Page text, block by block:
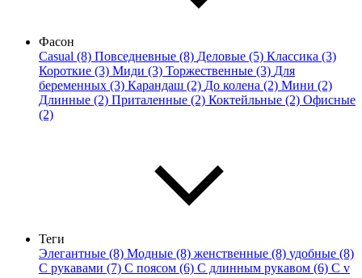
Фасон
Casual (8) Повседневные (8) Деловые (5) Классика (3)
Короткие (3) Миди (3) Торжественные (3) Для
беременных (3) Карандаш (2) До колена (2) Мини (2)
Длинные (2) Приталенные (2) Коктейльные (2) Офисные
(2)
Теги
Элегантные (8) Модные (8) женственные (8) удобные (8)
С рукавами (7) С поясом (6) С длинным рукавом (6) С v